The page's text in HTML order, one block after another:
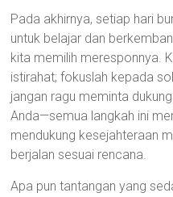
Pada akhirnya, setiap hari
untuk belajar dan
kita memilih meresponnya.
istirahat; fokuslah kepada
jangan ragu meminta
Anda—semua langkah ini
mendukung kesejahteraan
berjalan sesuai rencana.
Apa pun tantangan yang